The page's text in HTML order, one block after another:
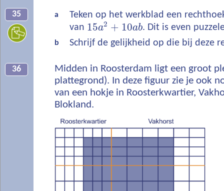
35 a
Teken op het werkblad een
van 15a2 + 10ab. Dit is even
b Schrijf de gelijkheid op die bij deze
36
Midden in Roosterdam ligt een groot
plattegrond). In deze figuur zie je ook
van een hokje in Roosterkwartier,
Blokland.